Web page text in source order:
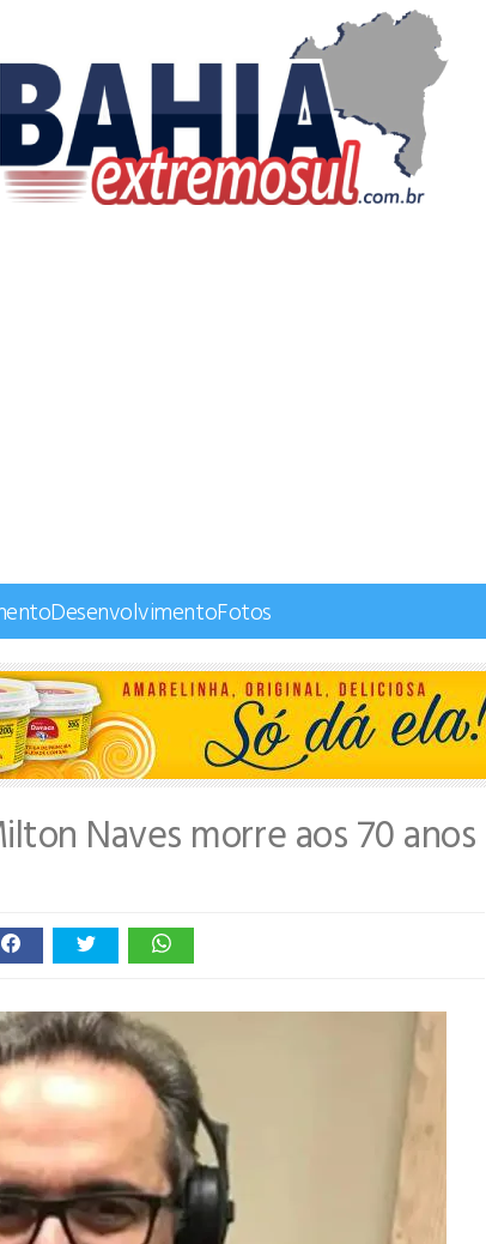
DesenvolvimentoFotos
Naves morre aos 70 anos